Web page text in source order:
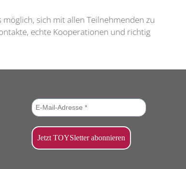
sich mit allen Teilnehmenden zu
echte Kooperationen und richtig